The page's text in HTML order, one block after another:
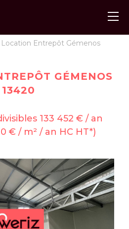
Location Entrepôt Gémenos
GÉMENOS
13420
133 452 € / an
€ / m² / an HC HT*)